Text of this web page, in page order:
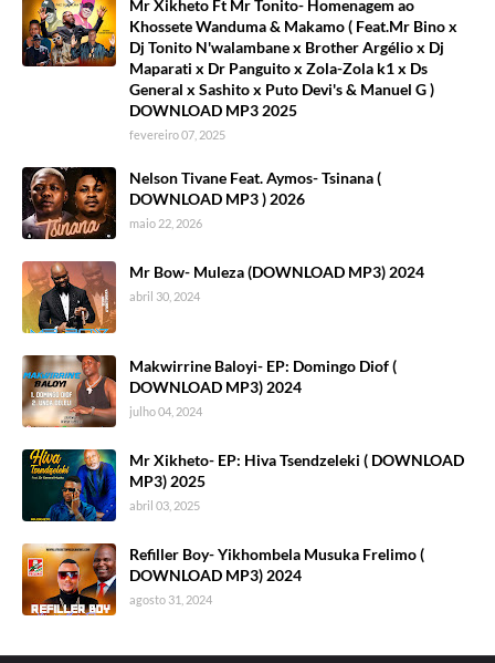
Mr Xikheto Ft Mr Tonito- Homenagem ao
Khossete Wanduma & Makamo ( Feat.Mr Bino x
Dj Tonito N'walambane x Brother Argélio x Dj
Maparati x Dr Panguito x Zola-Zola k1 x Ds
General x Sashito x Puto Devi's & Manuel G )
DOWNLOAD MP3 2025
fevereiro 07, 2025
Nelson Tivane Feat. Aymos- Tsinana (
DOWNLOAD MP3 ) 2026
maio 22, 2026
Mr Bow- Muleza (DOWNLOAD MP3) 2024
abril 30, 2024
Makwirrine Baloyi- EP: Domingo Diof (
DOWNLOAD MP3) 2024
julho 04, 2024
Mr Xikheto- EP: Hiva Tsendzeleki ( DOWNLOAD
MP3) 2025
abril 03, 2025
Refiller Boy- Yikhombela Musuka Frelimo (
DOWNLOAD MP3) 2024
agosto 31, 2024